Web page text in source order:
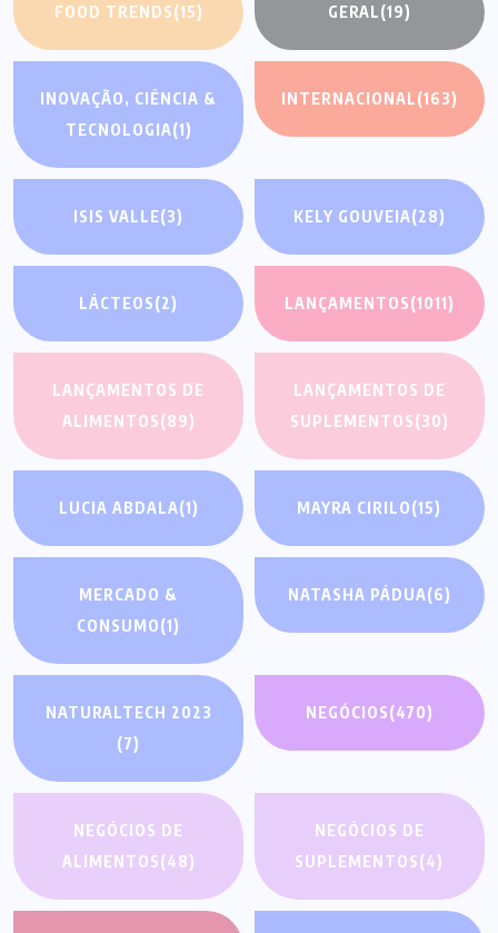
FOOD TRENDS(15) GERAL(19)
INOVAÇÃO, CIÊNCIA &
TECNOLOGIA(1)
INTERNACIONAL(163)
ISIS VALLE(3) KELY GOUVEIA(28)
LÁCTEOS(2) LANÇAMENTOS(1011)
LANÇAMENTOS DE
ALIMENTOS(89)
LANÇAMENTOS DE
SUPLEMENTOS(30)
LUCIA ABDALA(1) MAYRA CIRILO(15)
MERCADO &
CONSUMO(1)
NATASHA PÁDUA(6)
NATURALTECH 2023
(7)
NEGÓCIOS(470)
NEGÓCIOS DE
ALIMENTOS(48)
NEGÓCIOS DE
SUPLEMENTOS(4)